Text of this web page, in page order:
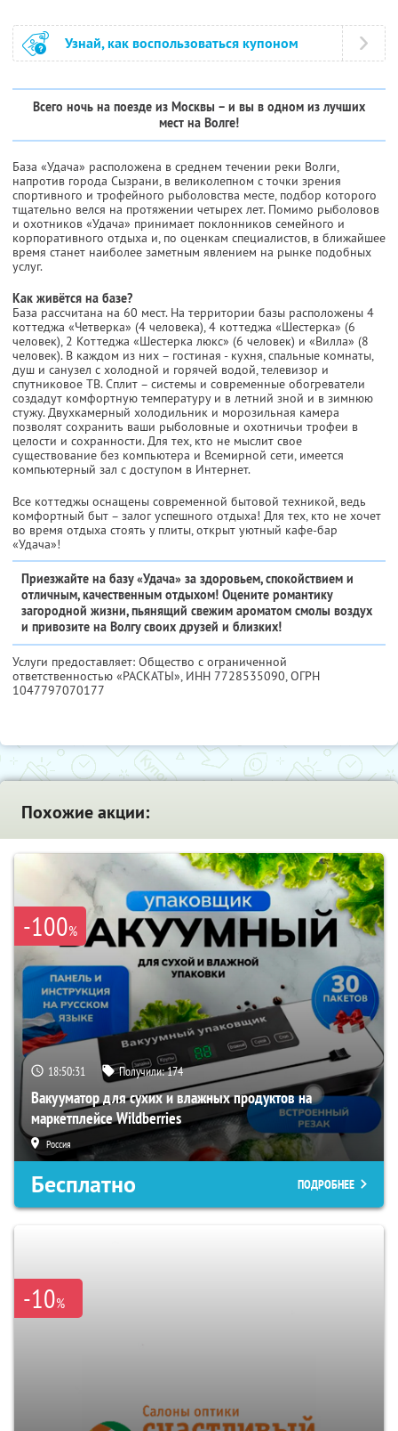
Узнай, как воспользоваться купоном
Вcего ночь на поезде из Москвы – и вы в одном из лучших
мест на Волге!
База «Удача» расположена в среднем течении реки Волги,
напротив города Сызрани, в великолепном с точки зрения
спортивного и трофейного рыболовства месте, подбор которого
тщательно велся на протяжении четырех лет. Помимо рыболовов
и охотников «Удача» принимает поклонников семейного и
корпоративного отдыха и, по оценкам специалистов, в ближайшее
время станет наиболее заметным явлением на рынке подобных
услуг.
Как живётся на базе?
База рассчитана на 60 мест. На территории базы расположены 4
коттеджа «Четверка» (4 человека), 4 коттеджа «Шестерка» (6
человек), 2 Коттеджа «Шестерка люкс» (6 человек) и «Вилла» (8
человек). В каждом из них – гостиная - кухня, спальные комнаты,
душ и санузел с холодной и горячей водой, телевизор и
спутниковое ТВ. Сплит – системы и современные обогреватели
создадут комфортную температуру и в летний зной и в зимнюю
стужу. Двухкамерный холодильник и морозильная камера
позволят сохранить ваши рыболовные и охотничьи трофеи в
целости и сохранности. Для тех, кто не мыслит свое
существование без компьютера и Всемирной сети, имеется
компьютерный зал с доступом в Интернет.
Все коттеджы оснащены современной бытовой техникой, ведь
комфортный быт – залог успешного отдыха! Для тех, кто не хочет
во время отдыха стоять у плиты, открыт уютный кафе-бар
«Удача»!
Приезжайте на базу «Удача» за здоровьем, спокойствием и
отличным, качественным отдыхом! Оцените романтику
загородной жизни, пьянящий свежим ароматом смолы воздух
и привозите на Волгу своих друзей и близких!
Услуги предоставляет: Общество с ограниченной
ответственностью «РАСКАТЫ», ИНН 7728535090, ОГРН
1047797070177
Похожие акции:
-100%
18:50:30 Получили:174
Вакууматор для сухих и влажных продуктов на
маркетплейсе Wildberries
Россия
Бесплатно ПОДРОБНЕЕ
-10%